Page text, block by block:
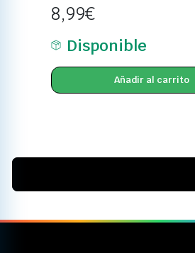
8,99€
Disponible
Añadir al carrito